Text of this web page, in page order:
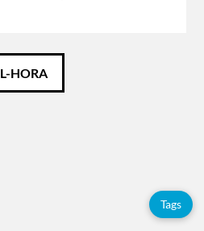
L-HORA
Tags